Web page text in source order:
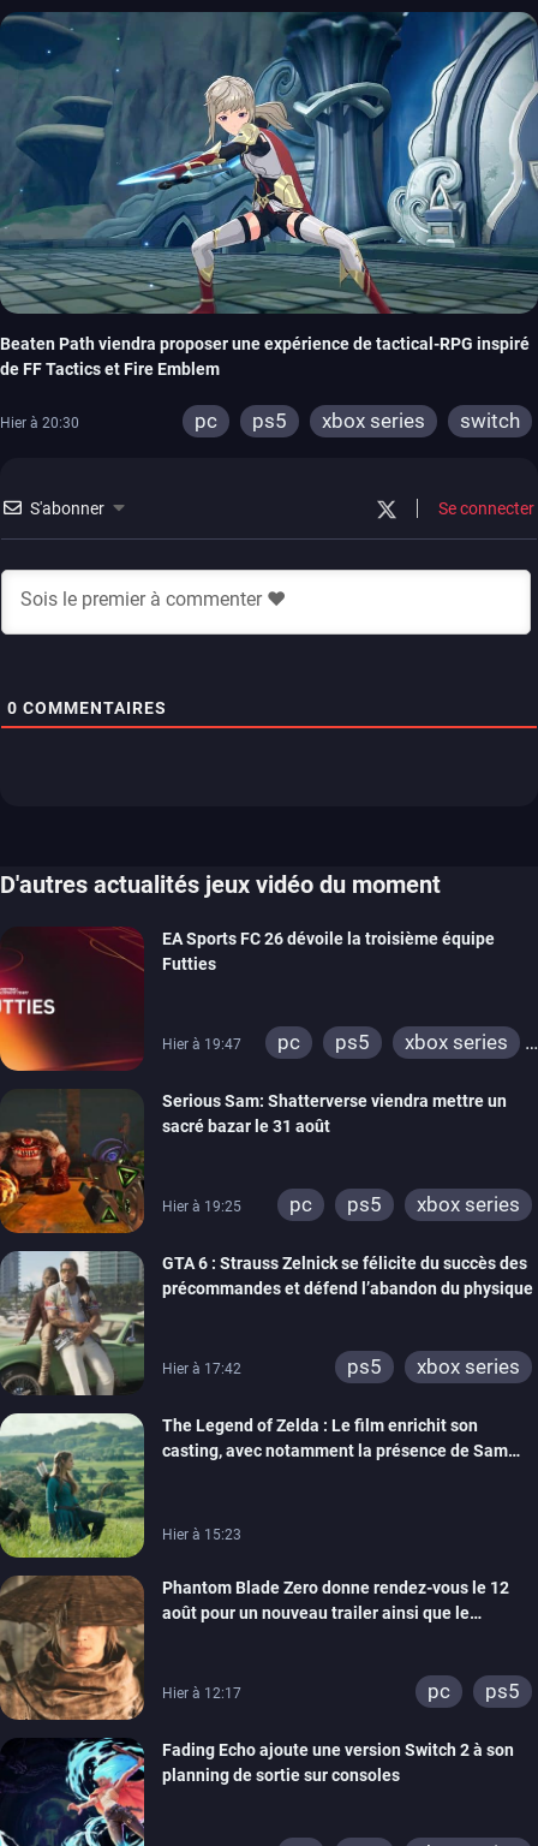
Beaten Path viendra proposer une expérience de tactical-RPG inspiré
de FF Tactics et Fire Emblem
Hier à 20:30 pc ps5 xbox series switch
S'abonner Se connecter
0 COMMENTAIRES
D'autres actualités jeux vidéo du moment
EA Sports FC 26 dévoile la troisième équipe
Futties
Hier à 19:47 pc ps5
xbox series
xbox one
switch 2
Serious Sam: Shatterverse viendra mettre un
sacré bazar le 31 août
Hier à 19:25 pc ps5 xbox series
GTA 6 : Strauss Zelnick se félicite du succès des
précommandes et défend l’abandon du physique
Hier à 17:42 ps5 xbox series
The Legend of Zelda : Le film enrichit son
casting, avec notamment la présence de Sam
Hier à 15:23
Phantom Blade Zero donne rendez-vous le 12
août pour un nouveau trailer ainsi que le
Hier à 12:17 pc ps5
Fading Echo ajoute une version Switch 2 à son
planning de sortie sur consoles